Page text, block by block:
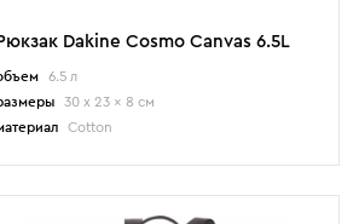
Dakine Cosmo Canvas 6.5L
6.5 л
30 x 23 x 8 см
Cotton